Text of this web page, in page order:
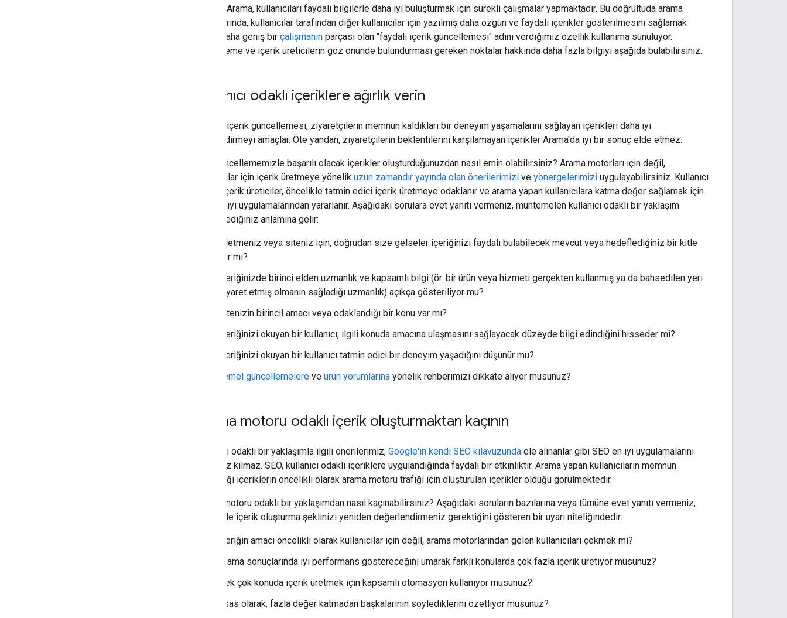
Google Arama, kullanıcıları faydalı bilgilerle daha iyi buluşturmak için sürekli çalışmalar yapmaktadır. Bu doğrultuda arama
sonuçlarında, kullanıcılar tarafından diğer kullanıcılar için yazılmış daha özgün ve faydalı içerikler gösterilmesini sağlamak
üzere daha geniş bir çalışmanın parçası olan "faydalı içerik güncellemesi" adını verdiğimiz özellik kullanıma sunuluyor.
Güncelleme ve içerik üreticilerin göz önünde bulundurması gereken noktalar hakkında daha fazla bilgiyi aşağıda bulabilirsiniz.
Kullanıcı odaklı içeriklere ağırlık verin
Faydalı içerik güncellemesi, ziyaretçilerin memnun kaldıkları bir deneyim yaşamalarını sağlayan içerikleri daha iyi
ödüllendirmeyi amaçlar. Öte yandan, ziyaretçilerin beklentilerini karşılamayan içerikler Arama'da iyi bir sonuç elde etmez.
Yeni güncellememizle başarılı olacak içerikler oluşturduğunuzdan nasıl emin olabilirsiniz? Arama motorları için değil,
kullanıcılar için içerik üretmeye yönelik uzun zamandır yayında olan önerilerimizi ve yönergelerimizi uygulayabilirsiniz. Kullanıcı
odaklı içerik üreticiler, öncelikle tatmin edici içerik üretmeye odaklanır ve arama yapan kullanıcılara katma değer sağlamak için
SEO en iyi uygulamalarından yararlanır. Aşağıdaki sorulara evet yanıtı vermeniz, muhtemelen kullanıcı odaklı bir yaklaşım
benimsediğiniz anlamına gelir:
İşletmeniz veya siteniz için, doğrudan size gelseler içeriğinizi faydalı bulabilecek mevcut veya hedeflediğiniz bir kitle
var mı?
İçeriğinizde birinci elden uzmanlık ve kapsamlı bilgi (ör. bir ürün veya hizmeti gerçekten kullanmış ya da bahsedilen yeri
ziyaret etmiş olmanın sağladığı uzmanlık) açıkça gösteriliyor mu?
Sitenizin birincil amacı veya odaklandığı bir konu var mı?
İçeriğinizi okuyan bir kullanıcı, ilgili konuda amacına ulaşmasını sağlayacak düzeyde bilgi edindiğini hisseder mi?
İçeriğinizi okuyan bir kullanıcı tatmin edici bir deneyim yaşadığını düşünür mü?
Temel güncellemelere ve ürün yorumlarına yönelik rehberimizi dikkate alıyor musunuz?
Arama motoru odaklı içerik oluşturmaktan kaçının
Kullanıcı odaklı bir yaklaşımla ilgili önerilerimiz, Google'ın kendi SEO kılavuzunda ele alınanlar gibi SEO en iyi uygulamalarını
geçersiz kılmaz. SEO, kullanıcı odaklı içeriklere uygulandığında faydalı bir etkinliktir. Arama yapan kullanıcıların memnun
kalmadığı içeriklerin öncelikli olarak arama motoru trafiği için oluşturulan içerikler olduğu görülmektedir.
Arama motoru odaklı bir yaklaşımdan nasıl kaçınabilirsiniz? Aşağıdaki soruların bazılarına veya tümüne evet yanıtı vermeniz,
sitenizde içerik oluşturma şeklinizi yeniden değerlendirmeniz gerektiğini gösteren bir uyarı niteliğindedir:
İçeriğin amacı öncelikli olarak kullanıcılar için değil, arama motorlarından gelen kullanıcıları çekmek mi?
Arama sonuçlarında iyi performans göstereceğini umarak farklı konularda çok fazla içerik üretiyor musunuz?
Pek çok konuda içerik üretmek için kapsamlı otomasyon kullanıyor musunuz?
Esas olarak, fazla değer katmadan başkalarının söylediklerini özetliyor musunuz?